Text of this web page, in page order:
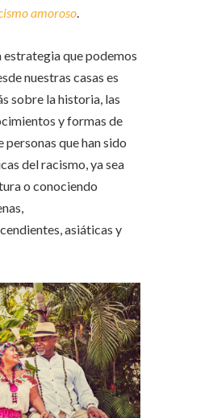
amoroso.
estrategia que podemos
nuestras casas es
sobre la historia, las
y formas de
que han sido
del racismo, ya sea
o conociendo
asiáticas y